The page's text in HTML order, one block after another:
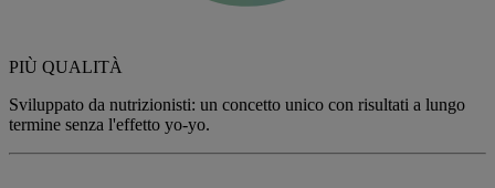
PIÙ QUALITÀ
Sviluppato da nutrizionisti: un concetto unico con risultati a lungo
termine senza l'effetto yo-yo.